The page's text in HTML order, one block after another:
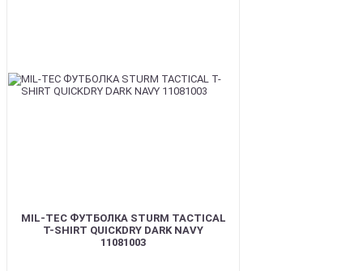
MIL-TEC ФУТБОЛКА STURM TACTICAL
T-SHIRT QUICKDRY DARK NAVY
11081003